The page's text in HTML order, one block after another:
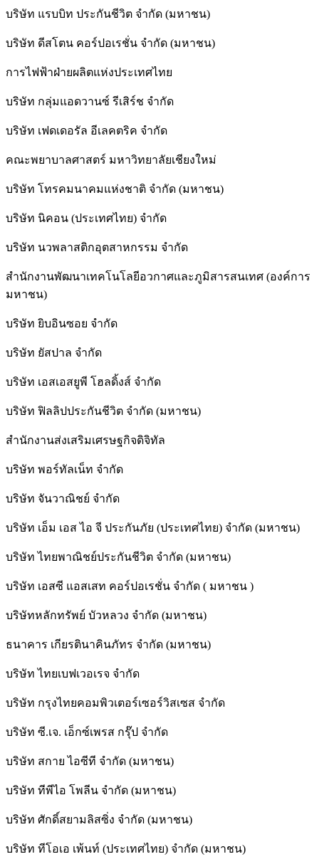
บริษัท แรบบิท ประกันชีวิต จำกัด (มหาชน)
บริษัท ดีสโตน คอร์ปอเรชั่น จำกัด (มหาชน)
การไฟฟ้าฝ่ายผลิตแห่งประเทศไทย
บริษัท กลุ่มแอดวานซ์ รีเสิร์ช จำกัด
บริษัท เฟดเดอรัล อีเลคตริค จำกัด
คณะพยาบาลศาสตร์ มหาวิทยาลัยเชียงใหม่
บริษัท โทรคมนาคมแห่งชาติ จำกัด (มหาชน)
บริษัท นิคอน (ประเทศไทย) จำกัด
บริษัท นวพลาสติกอุตสาหกรรม จำกัด
สำนักงานพัฒนาเทคโนโลยีอวกาศและภูมิสารสนเทศ (องค์การ
มหาชน)
บริษัท ยิบอินซอย จำกัด
บริษัท ยัสปาล จำกัด
บริษัท เอสเอสยูพี โฮลดิ้งส์ จำกัด
บริษัท ฟิลลิปประกันชีวิต จำกัด (มหาชน)
สํานักงานส่งเสริมเศรษฐกิจดิจิทัล
บริษัท พอร์ทัลเน็ท จำกัด
บริษัท จันวาณิชย์ จำกัด
บริษัท เอ็ม เอส ไอ จี ประกันภัย (ประเทศไทย) จำกัด (มหาชน)
บริษัท ไทยพาณิชย์ประกันชีวิต จำกัด (มหาชน)
บริษัท เอสซี แอสเสท คอร์ปอเรชั่น จำกัด ( มหาชน )
บริษัทหลักทรัพย์ บัวหลวง จำกัด (มหาชน)
ธนาคาร เกียรตินาคินภัทร จำกัด (มหาชน)
บริษัท ไทยเบฟเวอเรจ จำกัด
บริษัท กรุงไทยคอมพิวเตอร์เซอร์วิสเซส จำกัด
บริษัท ซี.เจ. เอ็กซ์เพรส กรุ๊ป จำกัด
บริษัท สกาย ไอซีที จำกัด (มหาชน)
บริษัท ทีพีไอ โพลีน จำกัด (มหาชน)
บริษัท ศักดิ์สยามลิสซิ่ง จำกัด (มหาชน)
บริษัท ทีโอเอ เพ้นท์ (ประเทศไทย) จำกัด (มหาชน)